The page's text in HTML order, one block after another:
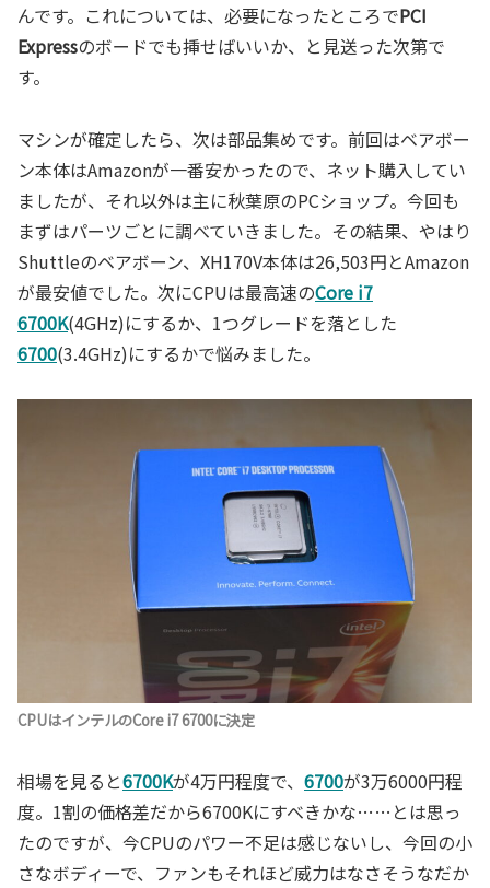
んです。これについては、必要になったところでPCI
Expressのボードでも挿せばいいか、と見送った次第で
す。
マシンが確定したら、次は部品集めです。前回はベアボー
ン本体はAmazonが一番安かったので、ネット購入してい
ましたが、それ以外は主に秋葉原のPCショップ。今回も
まずはパーツごとに調べていきました。その結果、やはり
Shuttleのベアボーン、XH170V本体は26,503円とAmazon
が最安値でした。次にCPUは最高速のCore i7
6700K(4GHz)にするか、1つグレードを落とした
6700(3.4GHz)にするかで悩みました。
CPUはインテルのCore i7 6700に決定
相場を見ると6700Kが4万円程度で、 6700が3万6000円程
度。1割の価格差だから6700Kにすべきかな……とは思っ
たのですが、今CPUのパワー不足は感じないし、今回の小
さなボディーで、ファンもそれほど威力はなさそうなだか